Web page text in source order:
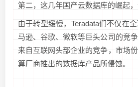
第二，这几年国产云数据库的崛起
由于转型缓慢，Teradata们不仅在
马逊、谷歌、微软等巨头公司的竞
来自互联网头部企业的竞争，市场
算厂商推出的数据库产品所侵蚀。